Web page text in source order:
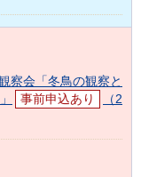
察会「冬鳥の観察と
事前申込あり
（2